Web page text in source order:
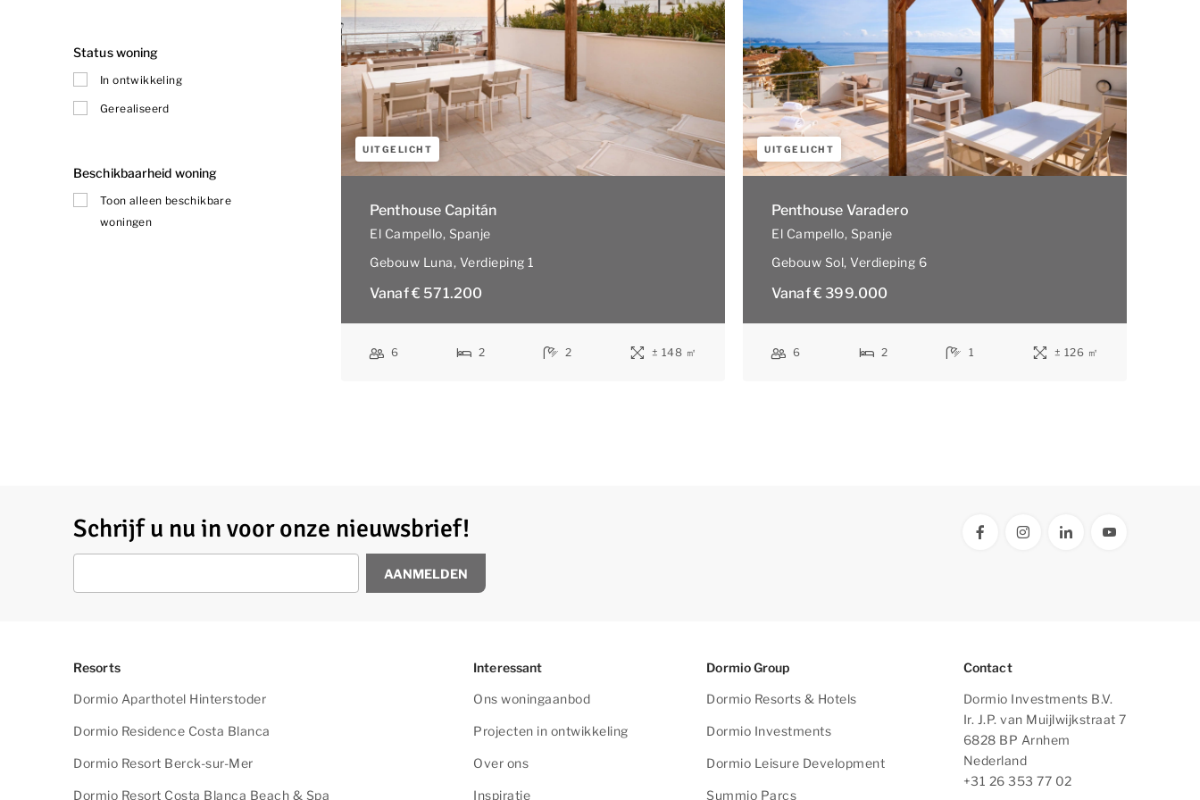
Status woning
In ontwikkeling
Gerealiseerd
Beschikbaarheid woning
Toon alleen beschikbare
woningen
UITGELICHT
Penthouse Capitán
El Campello, Spanje
Gebouw Luna, Verdieping 1
Vanaf € 571.200
6 2 2 ± 148 ㎡
UITGELICHT
Penthouse Varadero
El Campello, Spanje
Gebouw Sol, Verdieping 6
Vanaf € 399.000
6 2 1 ± 126 ㎡
Schrijf u nu in voor onze nieuwsbrief!
AANMELDEN
Resorts
Dormio Aparthotel Hinterstoder
Dormio Residence Costa Blanca
Dormio Resort Berck-sur-Mer
Dormio Resort Costa Blanca Beach & Spa
Interessant
Ons woningaanbod
Projecten in ontwikkeling
Over ons
Inspiratie
Dormio Group
Dormio Resorts & Hotels
Dormio Investments
Dormio Leisure Development
Summio Parcs
Contact
Dormio Investments B.V.
Ir. J.P. van Muijlwijkstraat 7
6828 BP Arnhem
Nederland
+31 26 353 77 02